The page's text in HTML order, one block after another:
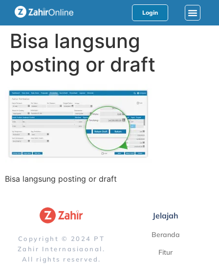
Login
Bisa langsung
posting or draft
Bisa langsung posting or draft
Copyright © 2024 PT
Zahir Internasiaonal.
All rights reserved.
Jelajah
Beranda
Fitur